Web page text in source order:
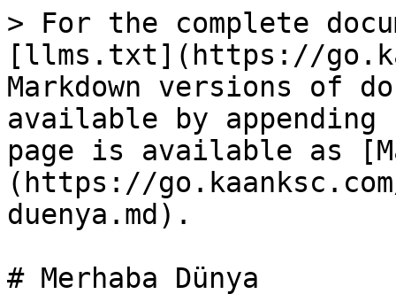
> For the complete
[llms.txt](https://
Markdown versions of
available by
page is available as
(https://
duenya.md).
# Merhaba Dünya